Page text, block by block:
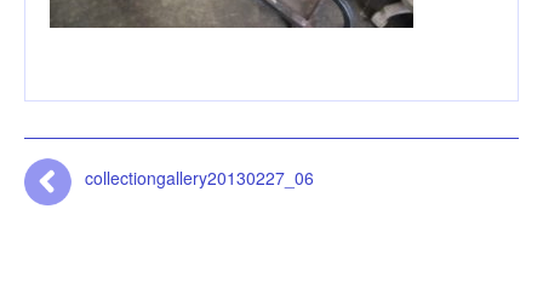
collectiongallery20130227_06